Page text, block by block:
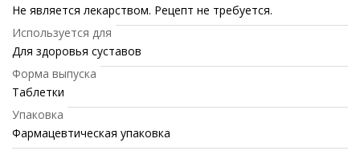
Не является лекарством. Рецепт не требуется.
Используется для
Для здоровья суставов
Форма выпуска
Таблетки
Упаковка
Фармацевтическая упаковка